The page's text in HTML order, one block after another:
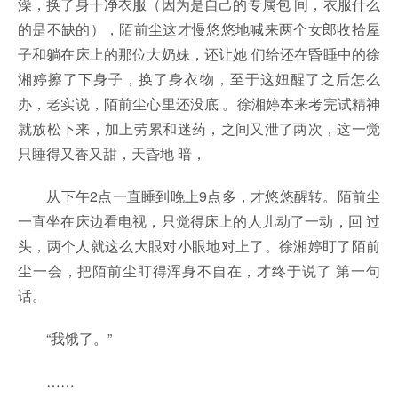
澡，换了身干净衣服（因为是自己的专属包 间，衣服什么
的是不缺的），陌前尘这才慢悠悠地喊来两个女郎收拾屋
子和躺在床上的那位大奶妹，还让她 们给还在昏睡中的徐
湘婷擦了下身子，换了身衣物，至于这妞醒了之后怎么
办，老实说，陌前尘心里还没底 。徐湘婷本来考完试精神
就放松下来，加上劳累和迷药，之间又泄了两次，这一觉
只睡得又香又甜，天昏地 暗，
从下午2点一直睡到晚上9点多，才悠悠醒转。陌前尘
一直坐在床边看电视，只觉得床上的人儿动了一动，回 过
头，两个人就这么大眼对小眼地对上了。徐湘婷盯了陌前
尘一会，把陌前尘盯得浑身不自在，才终于说了 第一句
话。
“我饿了。”
……